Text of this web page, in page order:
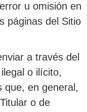
u omisión en
páginas del Sitio
a través del
o ilícito,
que, en general,
o de